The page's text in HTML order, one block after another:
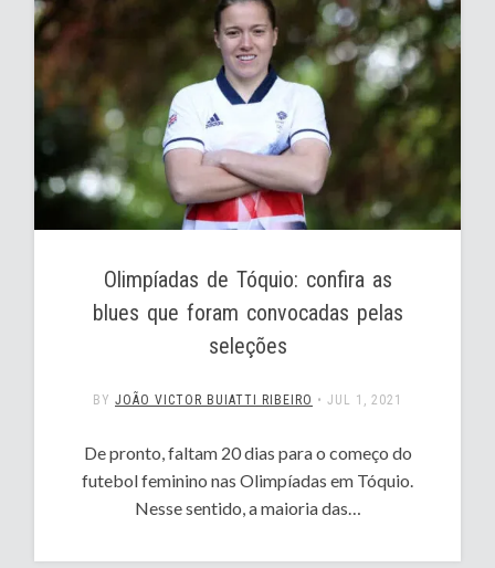
Olimpíadas de Tóquio: confira as
blues que foram convocadas pelas
seleções
BY JOÃO VICTOR BUIATTI RIBEIRO • JUL 1, 2021
De pronto, faltam 20 dias para o começo do
futebol feminino nas Olimpíadas em Tóquio.
Nesse sentido, a maioria das…